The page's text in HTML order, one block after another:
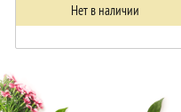
Нет в наличии